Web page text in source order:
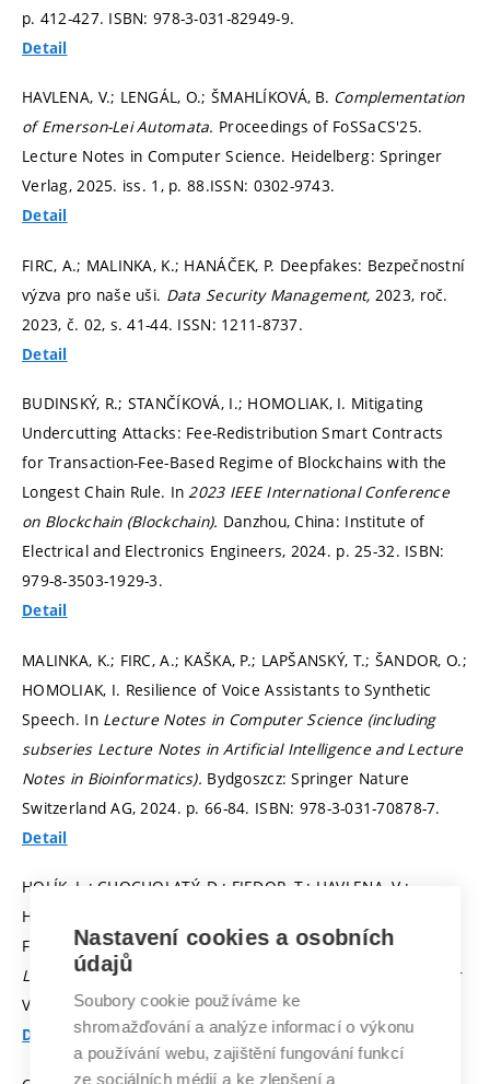
p. 412-427. ISBN: 978-3-031-82949-9.
Detail
HAVLENA, V.; LENGÁL, O.; ŠMAHLÍKOVÁ, B. Complementation
of Emerson-Lei Automata. Proceedings of FoSSaCS'25.
Lecture Notes in Computer Science. Heidelberg: Springer
Verlag, 2025. iss. 1, p. 88.ISSN: 0302-9743.
Detail
FIRC, A.; MALINKA, K.; HANÁČEK, P. Deepfakes: Bezpečnostní
výzva pro naše uši. Data Security Management, 2023, roč.
2023, č. 02, s. 41-44. ISSN: 1211-8737.
Detail
BUDINSKÝ, R.; STANČÍKOVÁ, I.; HOMOLIAK, I. Mitigating
Undercutting Attacks: Fee-Redistribution Smart Contracts
for Transaction-Fee-Based Regime of Blockchains with the
Longest Chain Rule. In2023 IEEE International Conference
on Blockchain (Blockchain). Danzhou, China: Institute of
Electrical and Electronics Engineers, 2024. p. 25-32. ISBN:
979-8-3503-1929-3.
Detail
MALINKA, K.; FIRC, A.; KAŠKA, P.; LAPŠANSKÝ, T.; ŠANDOR, O.;
HOMOLIAK, I. Resilience of Voice Assistants to Synthetic
Speech. In Lecture Notes in Computer Science (including
subseries Lecture Notes in Artificial Intelligence and Lecture
Notes in Bioinformatics). Bydgoszcz: Springer Nature
Switzerland AG, 2024. p. 66-84. ISBN: 978-3-031-70878-7.
Detail
HOLÍK, L.; CHOCHOLATÝ, D.; FIEDOR, T.; HAVLENA, V.;
HRUŠKA, M.; LENGÁL, O.; SÍČ, J. Mata: A Fast and Simple
Finite Automata Library. InProceedings of TACAS'24.
Lecture Notes in Computer Science.
Luxembourgh: Springer
Verlag, 2024. iss. 14571,p. 130-151.
Detail
Nastavení cookies a osobních
údajů
Soubory cookie používáme ke
shromažďování a analýze informací o výkonu
a používání webu, zajištění fungování funkcí
ze sociálních médií a ke zlepšení a